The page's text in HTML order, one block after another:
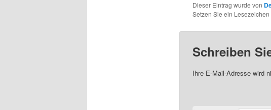
Dieser Eintrag wurde von
Setzen Sie ein Lesezeichen
Schreiben
Ihre E-Mail-Adresse wird